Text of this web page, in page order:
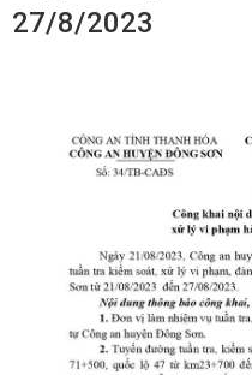
27/8/2023